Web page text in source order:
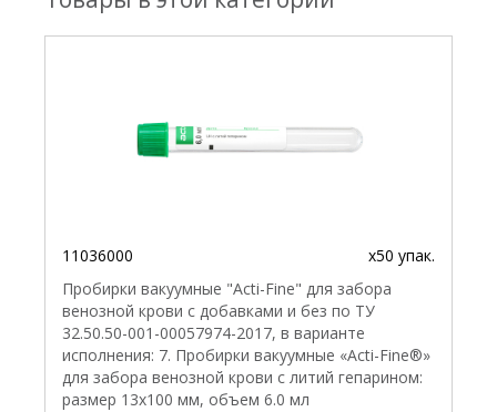
11036000
x50 упак.
Пробирки вакуумные "Acti-Fine" для забора
венозной крови с добавками и без по ТУ
32.50.50-001-00057974-2017, в варианте
исполнения: 7. Пробирки вакуумные «Acti-Fine®»
для забора венозной крови с литий гепарином:
размер 13х100 мм, объем 6.0 мл